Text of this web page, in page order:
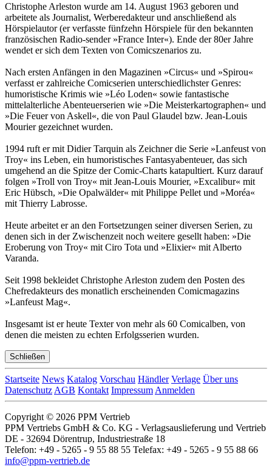
Christophe Arleston wurde am 14. August 1963 geboren und
arbeitete als Journalist, Werberedakteur und anschließend als
Hörspielautor (er verfasste fünfzehn Hörspiele für den bekannten
französischen Radio-sender »France Inter«). Ende der 80er Jahre
wendet er sich dem Texten von Comicszenarios zu.
Nach ersten Anfängen in den Magazinen »Circus« und »Spirou«
verfasst er zahlreiche Comicserien unterschiedlichster Genres:
humoristische Krimis wie »Léo Loden« sowie fantastische
mittelalterliche Abenteuerserien wie »Die Meisterkartographen« und
»Die Feuer von Askell«, die von Paul Glaudel bzw. Jean-Louis
Mourier gezeichnet wurden.
1994 ruft er mit Didier Tarquin als Zeichner die Serie »Lanfeust von
Troy« ins Leben, ein humoristisches Fantasyabenteuer, das sich
umgehend an die Spitze der Comic-Charts katapultiert. Kurz darauf
folgen »Troll von Troy« mit Jean-Louis Mourier, »Excalibur« mit
Eric Hübsch, »Die Opalwälder« mit Philippe Pellet und »Moréa«
mit Thierry Labrosse.
Heute arbeitet er an den Fortsetzungen seiner diversen Serien, zu
denen sich in der Zwischenzeit noch weitere gesellt haben: »Die
Eroberung von Troy« mit Ciro Tota und »Elixier« mit Alberto
Varanda.
Seit 1998 bekleidet Christophe Arleston zudem den Posten des
Chefredakteurs des monatlich erscheinenden Comicmagazins
»Lanfeust Mag«.
Insgesamt ist er heute Texter von mehr als 60 Comicalben, von
denen die meisten zu echten Erfolgsserien wurden.
Schließen
Startseite News Katalog Vorschau Händler Verlage Über uns
Datenschutz AGB Kontakt Impressum Anmelden
Copyright © 2026 PPM Vertrieb
PPM Vertriebs GmbH & Co. KG - Verlagsauslieferung und Vertrieb
DE - 32694 Dörentrup, Industriestraße 18
Telefon: +49 - 5265 - 9 55 88 55 Telefax: +49 - 5265 - 9 55 88 66
info@ppm-vertrieb.de